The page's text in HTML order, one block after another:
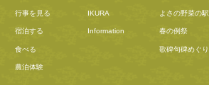
行事を見る
宿泊する
食べる
農泊体験
IKURA
Information
よさの野菜の駅
春の例祭
歌碑句碑めぐり